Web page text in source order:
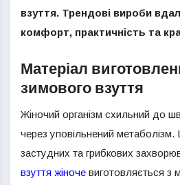
взуття. Трендові вироби
комфорт, практичність та
Матеріал
зимового взуття
Жіночий організм схильний до
через уповільнений
застудних та грибкових
взуття жіноче виготовляється з